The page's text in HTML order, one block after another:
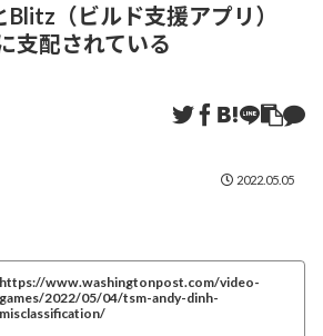
Blitz（ビルド支援アプリ）
支配されている
2022.05.05
https://www.washingtonpost.com/video-
games/2022/05/04/tsm-andy-dinh-
misclassification/